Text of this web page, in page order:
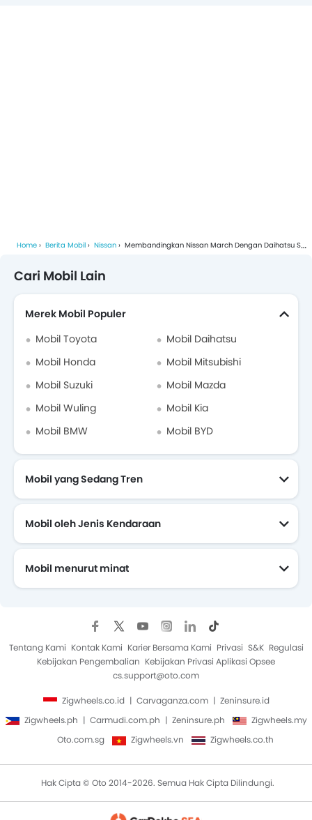
Home Berita Mobil Nissan Membandingkan Nissan March Dengan Daihatsu Sirion
Cari Mobil Lain
Merek Mobil Populer
Mobil Toyota
Mobil Daihatsu
Mobil Honda
Mobil Mitsubishi
Mobil Suzuki
Mobil Mazda
Mobil Wuling
Mobil Kia
Mobil BMW
Mobil BYD
Mobil yang Sedang Tren
Mobil oleh Jenis Kendaraan
Mobil menurut minat
Tentang Kami Kontak Kami Karier Bersama Kami Privasi S&K Regulasi
Kebijakan Pengembalian Kebijakan Privasi Aplikasi Opsee
cs.support@oto.com
Zigwheels.co.id Carvaganza.com
Zeninsure.id
Zigwheels.ph
Carmudi.com.ph Zeninsure.ph
Zigwheels.my
Oto.com.sg
Zigwheels.vn Zigwheels.co.th
Hak Cipta © Oto 2014-2026. Semua Hak Cipta Dilindungi.